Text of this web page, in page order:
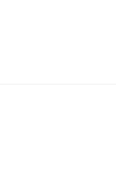
益。